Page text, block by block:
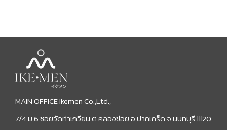
MAIN OFFICE Ikemen Co.,Ltd.,
7/4 ม.6 ซอยวัดท่าเกวียน ต.คลองข่อย อ.ปากเกร็ด จ.นนทบุรี 11120